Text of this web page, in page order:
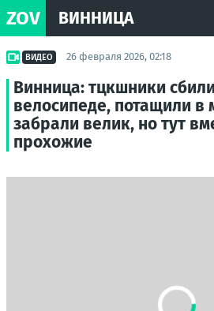
ZOV ВИННИЦА
ВИДЕО 26 февраля 2026, 02:18
Винница: тцкшники
велосипеде, потащили в
забрали велик, но тут
прохожие